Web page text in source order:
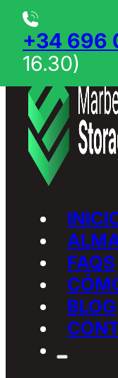
Saltar al contenido
+34 696
16.30)
FAQS
BLOG